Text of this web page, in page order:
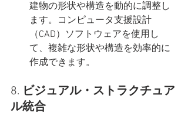
建物の形状や構造を動的に調整し
ます。コンピュータ支援設計
（CAD）ソフトウェアを使用し
て、複雑な形状や構造を効率的に
作成できます。
8. ビジュアル・ストラクチュア
ル統合